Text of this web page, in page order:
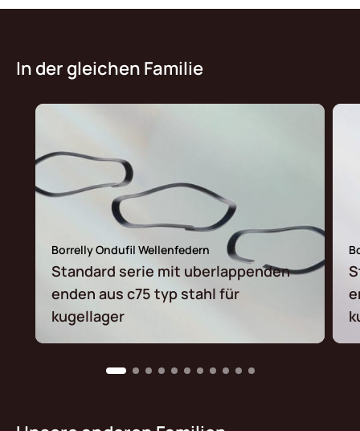
In der gleichen Familie
Borrelly Ondufil Wellenfedern
Standard serie mit uberlappenden
enden aus c75 typ stahl für
kugellager